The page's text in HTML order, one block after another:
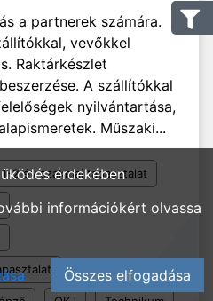
a partnerek számára.
vevőkkel
Raktárkészlet
A szállítókkal
nyilvántartása,
Műszaki...
1-2 év szakmai tapasztalat
érdekében
információkért olvassa
Összes elfogadása